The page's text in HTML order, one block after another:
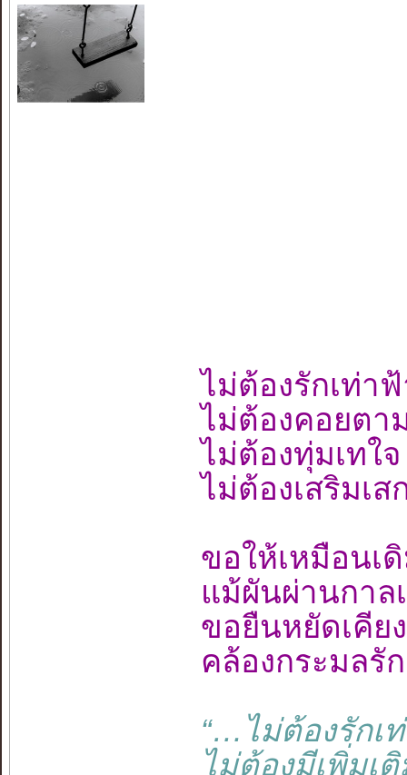
ไม่ต้องรักเท่า
ไม่ต้องคอยตา
ไม่ต้องทุ่มเทใจ
ไม่ต้องเสริมเ
ขอให้เหมือนเ
แม้ผันผ่านกา
ขอยืนหยัดเคีย
คล้องกระมล
“…ไม่ต้องรักเ
ไม่ต้องมีเพิ่มเ